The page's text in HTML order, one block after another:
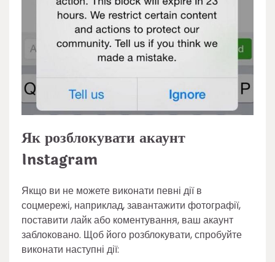
Як розблокувати акаунт
Instagram
Якщо ви не можете виконати певні дії в
соцмережі, наприклад, завантажити фотографії,
поставити лайк або коментування, ваш акаунт
заблоковано. Щоб його розблокувати, спробуйте
виконати наступні дії: